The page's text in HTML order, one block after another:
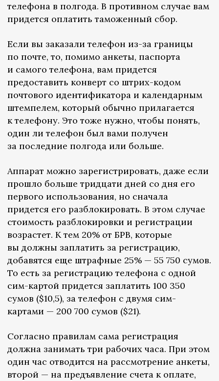
телефона в полгода. В противном случае вам
придется оплатить таможенный сбор.
Если вы заказали телефон из-за границы
по почте, то, помимо анкеты, паспорта
и самого телефона, вам придется
предоставить конверт со штрих-кодом
почтового идентификатора и календарным
штемпелем, который обычно прилагается
к телефону. Это тоже нужно, чтобы понять,
один ли телефон был вами получен
за последние полгода или больше.
Аппарат можно зарегистрировать, даже если
прошло больше тридцати дней со дня его
первого использования, но сначала
придется его разблокировать. В этом случае
стоимость разблокировки и регистрации
возрастет. К тем 20% от БРВ, которые
вы должны заплатить за регистрацию,
добавятся еще штрафные 25% — 55 750 сумов.
То есть за регистрацию телефона с одной
сим-картой придется заплатить 100 350
сумов ($10,5), за телефон с двумя сим-
картами — 200 700 сумов ($21).
Согласно правилам сама регистрация
должна занимать три рабочих часа. При этом
один час отводится на рассмотрение анкеты,
второй — на предъявление счета к оплате,